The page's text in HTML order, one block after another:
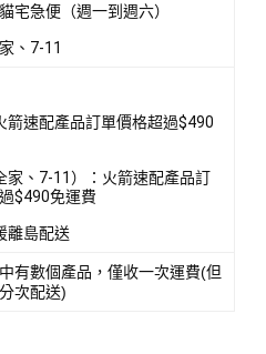
宅急便（週一到週六）
、7-11
箭速配產品訂單價格超過$490
家、7-11）：火箭速配產品訂
$490免運費
離島配送
有數個產品，僅收一次運費(但
次配送)